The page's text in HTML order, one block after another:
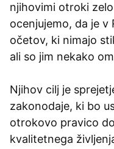
njihovimi otroki
ocenjujemo, da je v
očetov, ki nimajo
ali so jim nekako
Njihov cilj je
zakonodaje, ki bo
otrokovo pravico
kvalitetnega